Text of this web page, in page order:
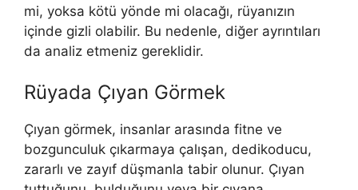
mi, yoksa kötü yönde mi ola­cağı, rüyanızın
içinde gizli olabilir. Bu nedenle, diğer ayrıntıları
da analiz etmeniz gereklidir.
Rüyada Çıyan Görmek
Çıyan görmek, insanlar arasında fitne ve
bozgunculuk çıkar­maya çalışan, dedikoducu,
zararlı ve zayıf düşmanla tabir olunur. Çıyan